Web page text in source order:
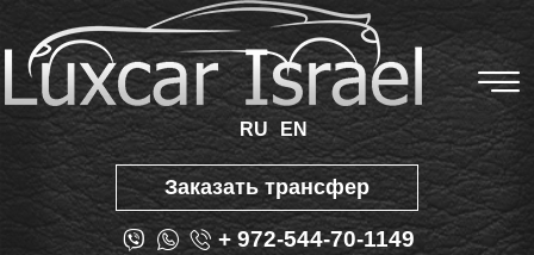
RU EN
Заказать трансфер
+ 972-544-70-1149